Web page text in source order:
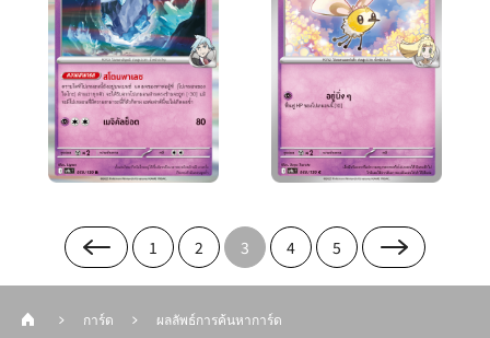
1 2 3 4 5
การ์ด ผลลัพธ์การค้นหาการ์ด